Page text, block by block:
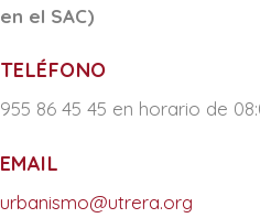
en el SAC)
TELÉFONO
955 86 45 45 en horario de
EMAIL
urbanismo@utrera.org